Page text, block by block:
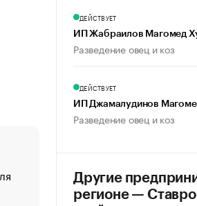
«От спорта тело стареет
создавшей GTA
ДЕЙСТВУЕТ
ИП Жабраилов Магомед
Разведение овец и коз
ДЕЙСТВУЕТ
ИП Джамалудинов
Разведение овец и коз
Другие
регионе —